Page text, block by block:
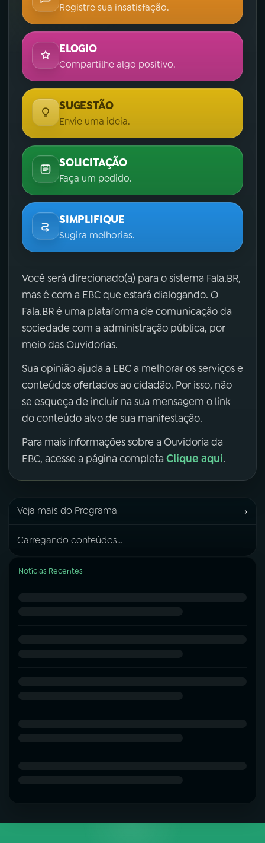
Registre sua insatisfação.
ELOGIO
Compartilhe algo positivo.
SUGESTÃO
Envie uma ideia.
SOLICITAÇÃO
Faça um pedido.
SIMPLIFIQUE
Sugira melhorias.
Você será direcionado(a) para o sistema Fala.BR,
mas é com a EBC que estará dialogando. O
Fala.BR é uma plataforma de comunicação da
sociedade com a administração pública, por
meio das Ouvidorias.
Sua opinião ajuda a EBC a melhorar os serviços e
conteúdos ofertados ao cidadão. Por isso, não
se esqueça de incluir na sua mensagem o link
do conteúdo alvo de sua manifestação.
Para mais informações sobre a Ouvidoria da
EBC, acesse a página completa Clique aqui.
Veja mais do Programa ›
Carregando conteúdos...
Notícias Recentes